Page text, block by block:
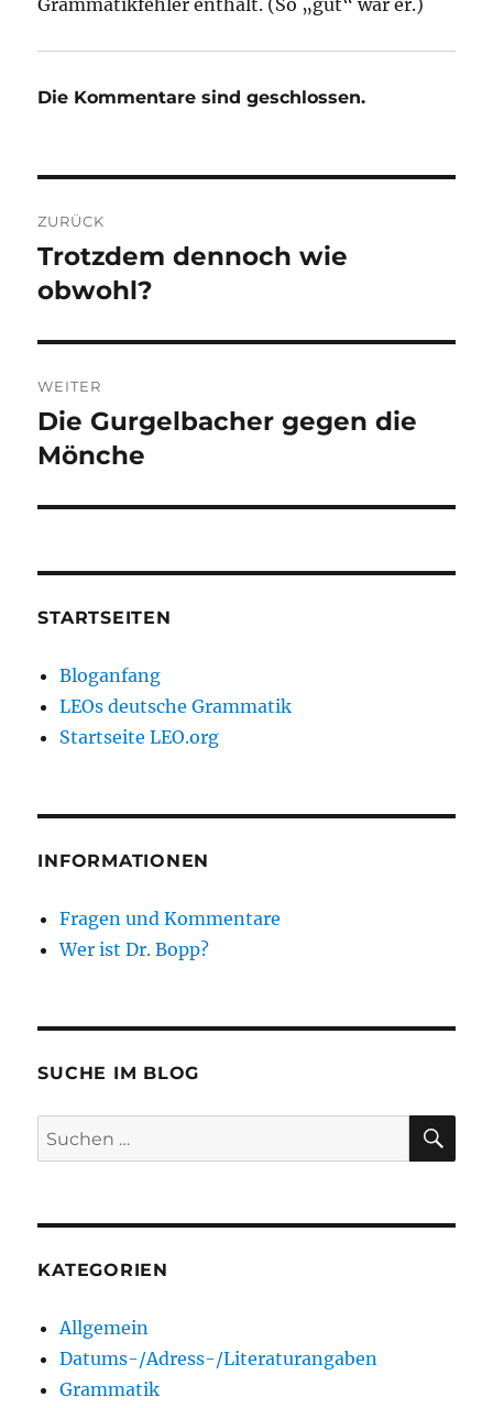
Grammatikfehler enthält. (So „gut“ war er.)
Die Kommentare sind geschlossen.
ZURÜCK
Vorheriger
Beitrag:
Trotzdem dennoch wie
obwohl?
WEITER
Nächster
Beitrag:
Die Gurgelbacher gegen die
Mönche
STARTSEITEN
Bloganfang
LEOs deutsche Grammatik
Startseite LEO.org
INFORMATIONEN
Fragen und Kommentare
Wer ist Dr. Bopp?
SUCHE IM BLOG
Suchen
nach:
KATEGORIEN
Allgemein
Datums-/Adress-/Literaturangaben
Grammatik